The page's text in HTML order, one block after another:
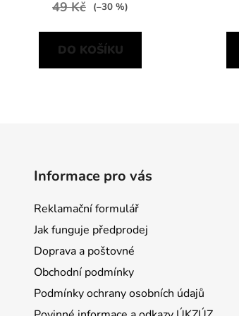
49 Kč (–30 %)
DO KOŠÍKU
Informace pro vás
Reklamační formulář
Jak funguje předprodej
Doprava a poštovné
Obchodní podmínky
Podmínky ochrany osobních údajů